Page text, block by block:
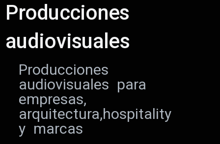
Producciones
audiovisuales
Producciones
audiovisuales para
empresas,
arquitectura,hospitality
y marcas